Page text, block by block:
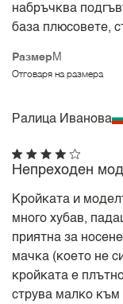
Размер M
Отговаря на размера
набръчква
база плюсовете,
Ралица Иванова
Непреходен
Кройката и
много хубав,
приятна за
мачка (което не
кройката е
струва малко към